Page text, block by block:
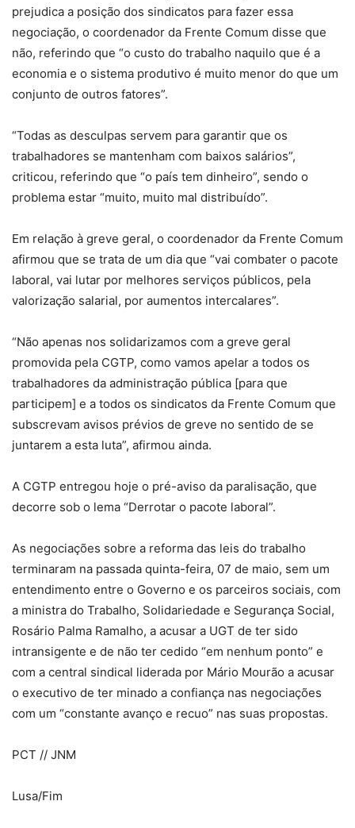
prejudica a posição dos sindicatos para fazer essa
negociação, o coordenador da Frente Comum disse que
não, referindo que “o custo do trabalho naquilo que é a
economia e o sistema produtivo é muito menor do que um
conjunto de outros fatores”.
“Todas as desculpas servem para garantir que os
trabalhadores se mantenham com baixos salários”,
criticou, referindo que “o país tem dinheiro”, sendo o
problema estar “muito, muito mal distribuído”.
Em relação à greve geral, o coordenador da Frente Comum
afirmou que se trata de um dia que “vai combater o pacote
laboral, vai lutar por melhores serviços públicos, pela
valorização salarial, por aumentos intercalares”.
“Não apenas nos solidarizamos com a greve geral
promovida pela CGTP, como vamos apelar a todos os
trabalhadores da administração pública [para que
participem] e a todos os sindicatos da Frente Comum que
subscrevam avisos prévios de greve no sentido de se
juntarem a esta luta”, afirmou ainda.
A CGTP entregou hoje o pré-aviso da paralisação, que
decorre sob o lema “Derrotar o pacote laboral”.
As negociações sobre a reforma das leis do trabalho
terminaram na passada quinta-feira, 07 de maio, sem um
entendimento entre o Governo e os parceiros sociais, com
a ministra do Trabalho, Solidariedade e Segurança Social,
Rosário Palma Ramalho, a acusar a UGT de ter sido
intransigente e de não ter cedido “em nenhum ponto” e
com a central sindical liderada por Mário Mourão a acusar
o executivo de ter minado a confiança nas negociações
com um “constante avanço e recuo” nas suas propostas.
PCT // JNM
Lusa/Fim